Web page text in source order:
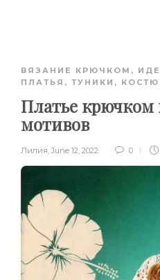
ВЯЗАНИЕ КРЮЧКОМ ,
ПЛАТЬЯ, ТУНИКИ,
Платье крючком
мотивов
Лилия, June 12, 2022 0